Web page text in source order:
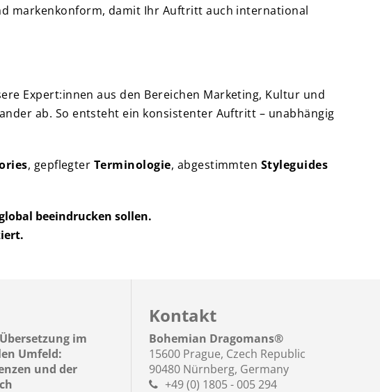
markenkonform, damit Ihr Auftritt auch international
Expert:innen aus den Bereichen Marketing, Kultur und
ab. So entsteht ein konsistenter Auftritt – unabhängig
, gepflegter Terminologie, abgestimmten Styleguides
beeindrucken sollen.
im
Umfeld:
und der
Kontakt
Bohemian Dragomans®
15600 Prague, Czech Republic
90480 Nürnberg, Germany
+49 (0) 1805 - 005 294